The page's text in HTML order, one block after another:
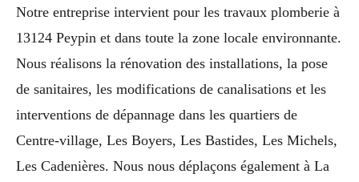
Notre entreprise intervient pour les travaux plomberie à
13124 Peypin et dans toute la zone locale environnante.
Nous réalisons la rénovation des installations, la pose
de sanitaires, les modifications de canalisations et les
interventions de dépannage dans les quartiers de
Centre-village, Les Boyers, Les Bastides, Les Michels,
Les Cadenières. Nous nous déplaçons également à La